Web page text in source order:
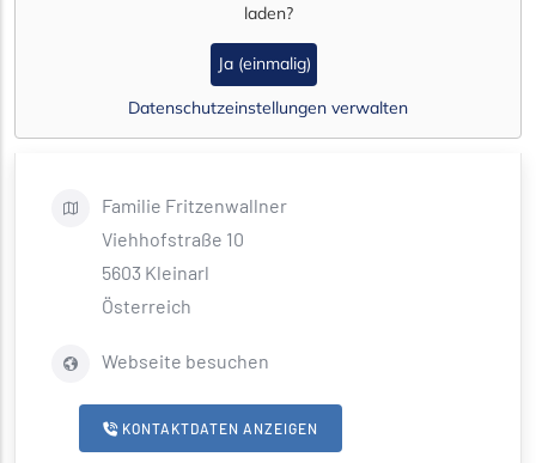
laden?
Ja (einmalig)
Datenschutzeinstellungen verwalten
Familie Fritzenwallner
Viehhofstraße 10
5603 Kleinarl
Österreich
Webseite besuchen
KONTAKTDATEN ANZEIGEN